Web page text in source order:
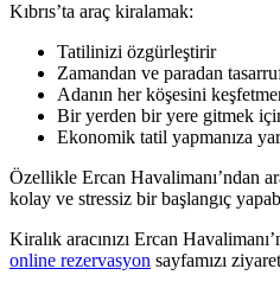
Kıbrıs’ta araç kiralamak:
Tatilinizi özgürleştirir
Zamandan ve paradan
Adanın her köşesini
Bir yerden bir yere gitmek
Ekonomik tatil yapmanıza
Özellikle Ercan Havalimanı’ndan
kolay ve stressiz bir başlangıç
Kiralık aracınızı Ercan
online rezervasyon sayfamızı